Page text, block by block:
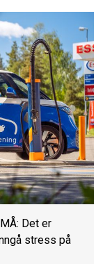
Det er
stress på